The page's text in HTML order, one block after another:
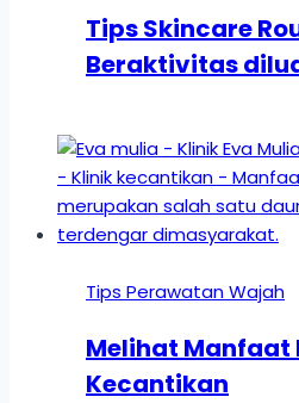
Tips Skincare
Beraktivitas
Tips Perawatan Wajah
Melihat Manfaat
Kecantikan